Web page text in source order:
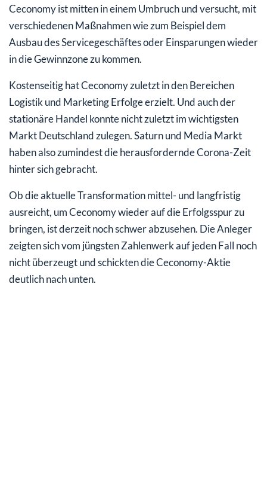
Ceconomy ist mitten in einem Umbruch und versucht, mit
verschiedenen Maßnahmen wie zum Beispiel dem
Ausbau des Servicegeschäftes oder Einsparungen wieder
in die Gewinnzone zu kommen.
Kostenseitig hat Ceconomy zuletzt in den Bereichen
Logistik und Marketing Erfolge erzielt. Und auch der
stationäre Handel konnte nicht zuletzt im wichtigsten
Markt Deutschland zulegen. Saturn und Media Markt
haben also zumindest die herausfordernde Corona-Zeit
hinter sich gebracht.
Ob die aktuelle Transformation mittel- und langfristig
ausreicht, um Ceconomy wieder auf die Erfolgsspur zu
bringen, ist derzeit noch schwer abzusehen. Die Anleger
zeigten sich vom jüngsten Zahlenwerk auf jeden Fall noch
nicht überzeugt und schickten die Ceconomy-Aktie
deutlich nach unten.